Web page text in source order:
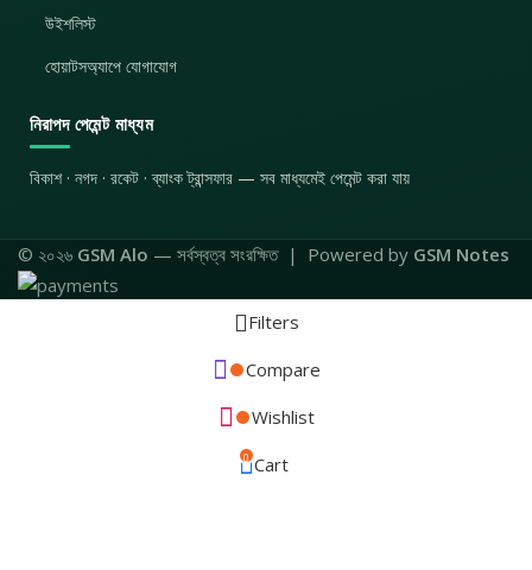
উইশলিস্ট
হোয়াটসঅ্যাপে যোগাযোগ
নিরাপদ পেমেন্ট মাধ্যম
বিকাশ · নগদ · রকেট · ব্যাংক ট্রান্সফার — সব মাধ্যমেই পেমেন্ট করা যায়
© ২০২৬ GSM Alo — সর্বস্বত্ব সংরক্ষিত | Powered by GSM Notes
Filters
Compare
Wishlist
0 Cart